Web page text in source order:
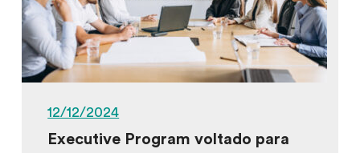
12/12/2024
Executive Program voltado para